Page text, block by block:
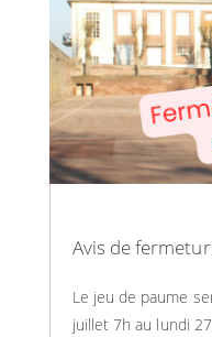
Avis de
Le jeu de paume
juillet 7h au lundi